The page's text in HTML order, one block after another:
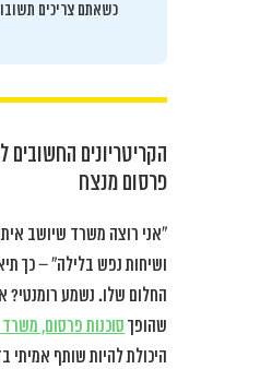
כשאתם צריכים
הקריטריונים
פרסום מנצח
“אני רוצה משרד שיושב
ושיחות נפש בלילה” – כך
החלום שלו. נשמע רומנטי?
שהופך סוכנות פרסום,
היכולת להיות שותף אמיתי